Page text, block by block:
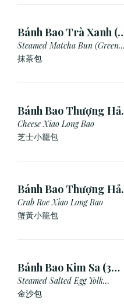
Bánh Bao Trà Xanh (3
Cái)
Steamed Matcha Bun (Green
Tea Bun)
抹茶包
Bánh Bao Thượng Hải
Phô Mai (3 Viên)
Cheese Xiao Long Bao
芝士小籠包
Bánh Bao Thượng Hải
Gạch Cua (3 Viên)
Crab Roe Xiao Long Bao
蟹黃小籠包
Bánh Bao Kim Sa (3
Cái)
Steamed Salted Egg Yolk
Custard Bun
金沙包